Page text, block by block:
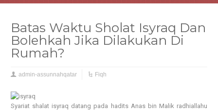
Batas Waktu Sholat Isyraq Dan
Bolehkah Jika Dilakukan Di
Rumah?
admin-assunnahqatar Fiqh
Syariat shalat isyraq datang pada hadits Anas bin Malik radhiallahu